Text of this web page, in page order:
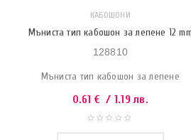
КАБОШОНИ
Мъниста тип кабошон за лепене 12 mm
128810
Мъниста тип кабошон за лепене
0.61 € / 1.19 лв.